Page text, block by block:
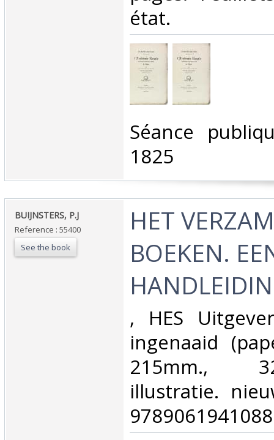
état.‎
‎Séance
1825 ‎
‎BUIJNSTERS, P.J‎
Reference : 55400
See the book
‎HET
BOEKEN.
‎, HES
ingenaaid
215mm.,
illustratie.